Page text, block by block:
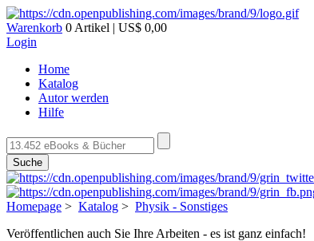
Warenkorb 0 Artikel | US$ 0,00
Login
Home
Katalog
Autor werden
Hilfe
Suche
Homepage > Katalog > Physik - Sonstiges
Veröffentlichen auch Sie Ihre Arbeiten - es ist ganz einfach!